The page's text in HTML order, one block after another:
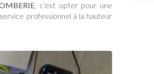
, c’est opter pour une
professionnel à la hauteur